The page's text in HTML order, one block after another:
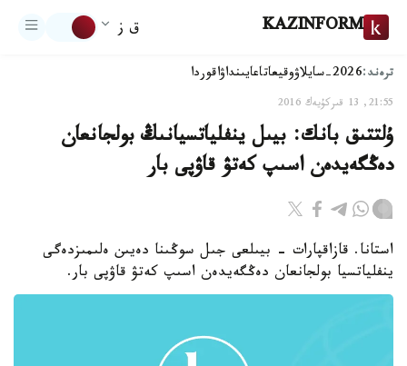
KAZINFORM ق ز
ترەند:2026-سايلاۋ وقيعاتاعايىنداۋاقوردا
21:55, 13 قىركۇيەك 2016
ۇلتتىق بانك: بيىل ينفلياتسيانىڭ بولجانعان
دەڭگەيدەن اسىپ كەتۋ قاۋپى بار
استانا. قازاقپارات - بيىلعى جىل سوڭىنا دەيىن ەلىمىزدەگى
ينفلياتسيا بولجانعان دەڭگەيدەن اسىپ كەتۋ قاۋپى بار.